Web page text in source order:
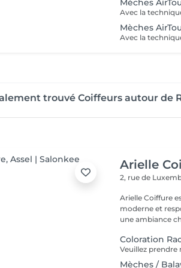
Mèches
Mèches
trouvé Coiffeurs autour de
Arielle
2, rue de
Arielle Coiffure
moderne et
une ambiance
Coloration
Mèches /